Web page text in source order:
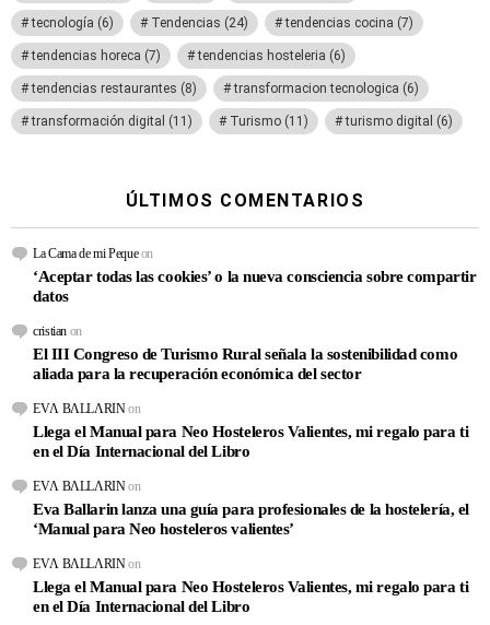
tecnología (6) Tendencias (24) tendencias cocina (7)
tendencias horeca (7) tendencias hosteleria (6)
tendencias restaurantes (8) transformacion tecnologica (6)
transformación digital (11) Turismo (11) turismo digital (6)
ÚLTIMOS COMENTARIOS
La Cama de mi Pequeon
‘Aceptar todas las cookies’ o la nueva consciencia sobre compartir
datos
cristian on
El III Congreso de Turismo Rural señala la sostenibilidad como
aliada para la recuperación económica del sector
EVΛ BΛLLΛRINon
Llega el Manual para Neo Hosteleros Valientes, mi regalo para ti
en el Día Internacional del Libro
EVΛ BΛLLΛRINon
Eva Ballarin lanza una guía para profesionales de la hostelería, el
‘Manual para Neo hosteleros valientes’
EVΛ BΛLLΛRINon
Llega el Manual para Neo Hosteleros Valientes, mi regalo para ti
en el Día Internacional del Libro